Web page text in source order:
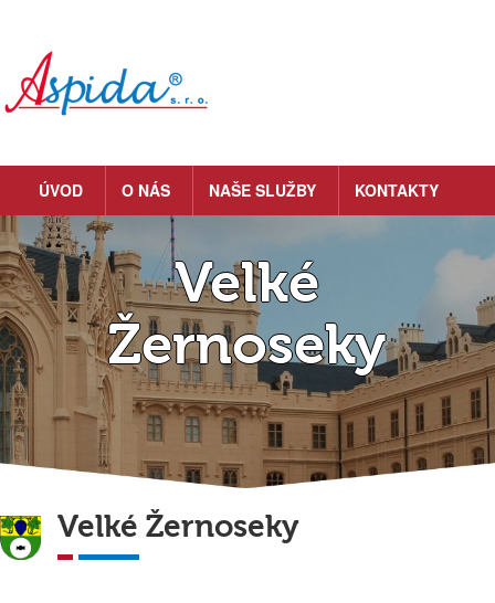
ÚVOD O NÁS NAŠE SLUŽBY KONTAKTY
Velké
Žernoseky
Velké Žernoseky